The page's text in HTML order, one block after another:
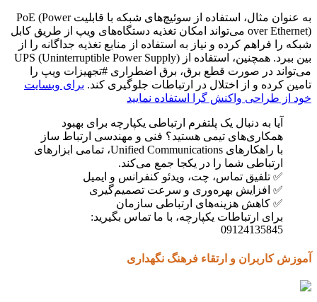
به عنوان مثال، استفاده از سوئیچ‌های شبکه با قابلیت PoE (Power
over Ethernet) می‌تواند امکان تغذیه دستگاه‌های ویپ از طریق کابل
شبکه را فراهم کرده و نیاز به استفاده از منابع تغذیه جداگانه را از
بین ببرد. همچنین، استفاده از UPS (Uninterruptible Power Supply)
می‌تواند در صورت قطع برق، برق اضطراری #تجهیزات ویپ را
تامین کرده و از اختلال در ارتباطات جلوگیری کند. برای وبسایت
خود از طراحی واکنش گرا استفاده نمایید
آیا به دنبال یک پلتفرم ارتباطی یکپارچه برای بهبود
همکاری‌های تیمی هستید؟ فنی و مهندسی ارتباط ساز
با راهکارهای Unified Communications، تمامی ابزارهای
ارتباطی شما را در یکجا جمع می‌کند.
✅ تلفیق تماس، چت، ویدئو کنفرانس و ایمیل
✅ افزایش بهره‌وری و سرعت تصمیم‌گیری
✅ کاهش هزینه‌های ارتباطی سازمان
برای ارتباطات یکپارچه، با ما تماس بگیرید:
09124135845
آموزش کاربران و ارتقاء فرهنگ نگهداری